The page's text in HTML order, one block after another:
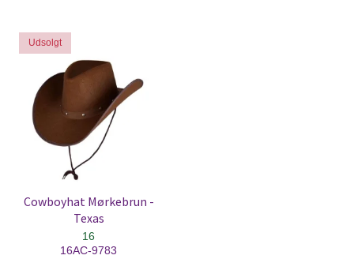
Udsolgt
Cowboyhat Mørkebrun -
Texas
16
16AC-9783